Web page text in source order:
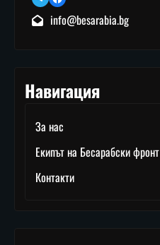
info@besarabia.bg
Навигация
За нас
Екипът на Бесарабски фронт
Контакти